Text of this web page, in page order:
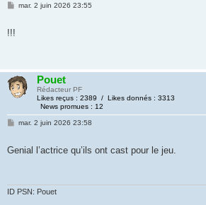
mar. 2 juin 2026 23:55
!!!
Pouet
Rédacteur PF
Likes reçus : 2389 / Likes donnés : 3313
News promues : 12
mar. 2 juin 2026 23:58
Genial l’actrice qu’ils ont cast pour le jeu.
ID PSN: Pouet